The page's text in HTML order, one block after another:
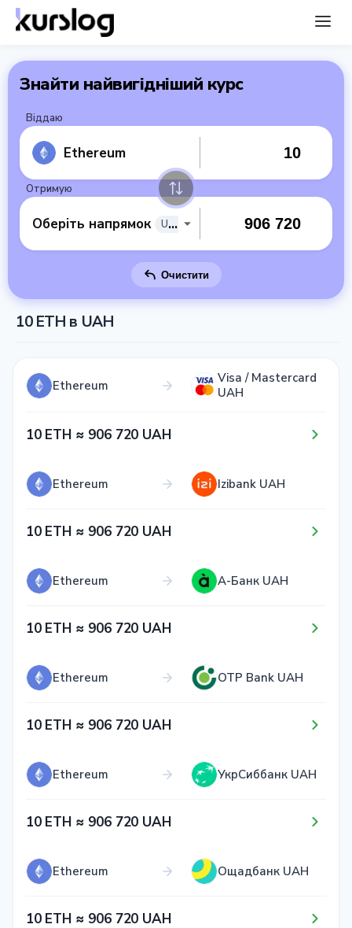
Знайти найвигідніший курс
Віддаю
Ethereum
Отримую
Оберіть напрямок UAH
Очистити
10 ETH в UAH
Ethereum
Visa / Mastercard
UAH
1​0​ ETH ≈ 9​0​6​ 7​2​0​ UAH
Ethereum Izibank UAH
1​0​ ETH ≈ 9​0​6​ 7​2​0​ UAH
Ethereum А-Банк UAH
1​0​ ETH ≈ 9​0​6​ 7​2​0​ UAH
Ethereum OTP Bank UAH
1​0​ ETH ≈ 9​0​6​ 7​2​0​ UAH
Ethereum УкрСиббанк UAH
1​0​ ETH ≈ 9​0​6​ 7​2​0​ UAH
Ethereum Ощадбанк UAH
1​0​ ETH ≈ 9​0​6​ 7​2​0​ UAH